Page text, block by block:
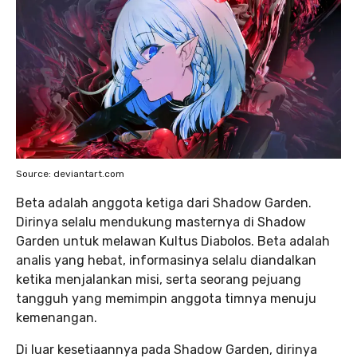
Source: deviantart.com
Beta adalah anggota ketiga dari Shadow Garden.
Dirinya selalu mendukung masternya di Shadow
Garden untuk melawan Kultus Diabolos. Beta adalah
analis yang hebat, informasinya selalu diandalkan
ketika menjalankan misi, serta seorang pejuang
tangguh yang memimpin anggota timnya menuju
kemenangan.
Di luar kesetiaannya pada Shadow Garden, dirinya